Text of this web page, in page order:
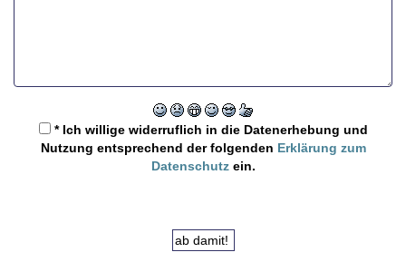
* Ich willige widerruflich in die Datenerhebung und
Nutzung entsprechend der folgenden Erklärung zum
Datenschutzein.